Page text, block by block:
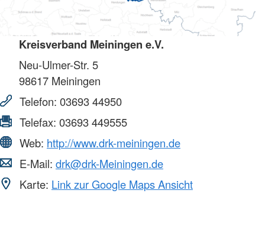
Kreisverband Meiningen e.V.
Neu-Ulmer-Str. 5
98617 Meiningen
Telefon: 03693 44950
Telefax: 03693 449555
Web: http://www.drk-meiningen.de
E-Mail: drk@drk-Meiningen.de
Karte: Link zur Google Maps Ansicht